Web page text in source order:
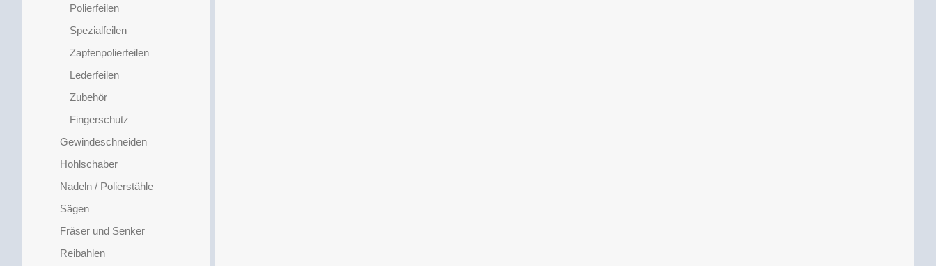
Polierfeilen
Spezialfeilen
Zapfenpolierfeilen
Lederfeilen
Zubehör
Fingerschutz
Gewindeschneiden
Hohlschaber
Nadeln / Polierstähle
Sägen
Fräser und Senker
Reibahlen